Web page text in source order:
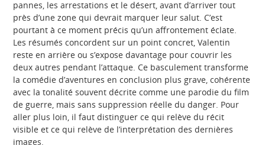
pannes, les arrestations et le désert, avant d’arriver tout
près d’une zone qui devrait marquer leur salut. C’est
pourtant à ce moment précis qu’un affrontement éclate.
Les résumés concordent sur un point concret, Valentin
reste en arrière ou s’expose davantage pour couvrir les
deux autres pendant l’attaque. Ce basculement transforme
la comédie d’aventures en conclusion plus grave, cohérente
avec la tonalité souvent décrite comme une parodie du film
de guerre, mais sans suppression réelle du danger. Pour
aller plus loin, il faut distinguer ce qui relève du récit
visible et ce qui relève de l’interprétation des dernières
images.